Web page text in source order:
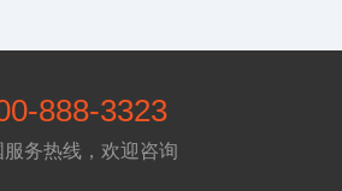
888-3323
服务热线，欢迎咨询